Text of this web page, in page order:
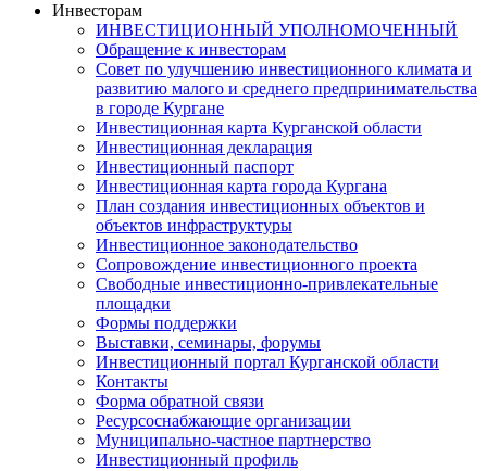
Инвесторам
ИНВЕСТИЦИОННЫЙ УПОЛНОМОЧЕННЫЙ
Обращение к инвесторам
Совет по улучшению инвестиционного климата и
развитию малого и среднего предпринимательства
в городе Кургане
Инвестиционная карта Курганской области
Инвестиционная декларация
Инвестиционный паспорт
Инвестиционная карта города Кургана
План создания инвестиционных объектов и
объектов инфраструктуры
Инвестиционное законодательство
Сопровождение инвестиционного проекта
Свободные инвестиционно-привлекательные
площадки
Формы поддержки
Выставки, семинары, форумы
Инвестиционный портал Курганской области
Контакты
Форма обратной связи
Ресурсоснабжающие организации
Муниципально-частное партнерство
Инвестиционный профиль